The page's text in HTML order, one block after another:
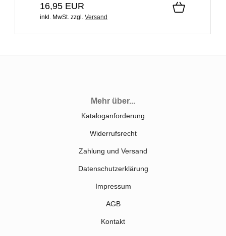
16,95 EUR
inkl. MwSt. zzgl. Versand
Mehr über...
Kataloganforderung
Widerrufsrecht
Zahlung und Versand
Datenschutzerklärung
Impressum
AGB
Kontakt